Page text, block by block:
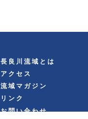
長良川流域とは
アクセス
流域マガジン
リンク
お問い合わせ